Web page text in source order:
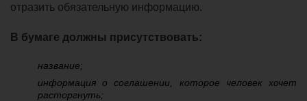
отразить обязательную информацию.
В бумаге должны присутствовать:
название;
информация о соглашении, которое человек хочет
расторгнуть;